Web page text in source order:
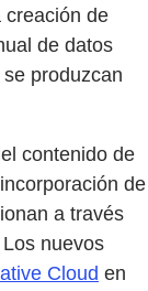
creación de
de datos
produzcan
contenido de
de
a través
nuevos
Cloud en